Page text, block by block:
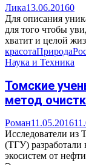
Лика13.06.20160
Для описания
для того чтобы
хватит и целой
красотаПрирода
Наука и Техника
Томские
метод
Роман11.05.2016
Исследователи из
(ТГУ)
экосистем от